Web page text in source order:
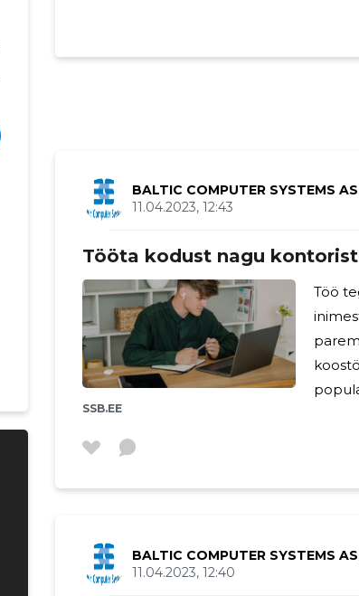
BALTIC COMPUTER SYSTEMS AS
11.04.2023, 12:43
Tööta kodust nagu kontorist
SSB.EE
Töö
BALTIC COMPUTER SYSTEMS AS
11.04.2023, 12:40